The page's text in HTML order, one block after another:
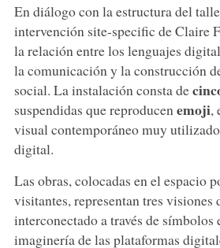
En diálogo con la estructura del
intervención site-specific de Claire
la relación entre los lenguajes
la comunicación y la construcción
social. La instalación consta de
suspendidas que reproducen emoji,
visual contemporáneo muy
digital.
Las obras, colocadas en el espacio
visitantes, representan tres visiones
interconectado a través de símbolos
imaginería de las plataformas